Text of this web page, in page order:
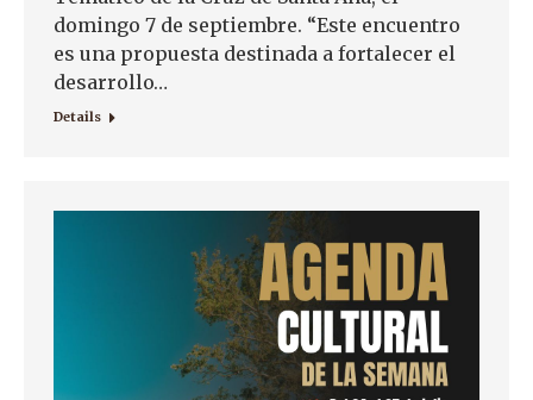
domingo 7 de septiembre. “Este encuentro
es una propuesta destinada a fortalecer el
desarrollo…
Details